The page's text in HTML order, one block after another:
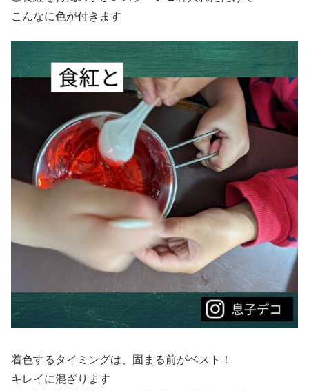
こんなに色が付きます
着色するタイミングは、固まる前がベスト！
キレイに混ざります